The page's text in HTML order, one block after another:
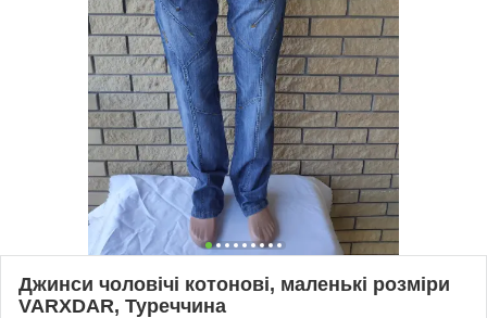
Джинси чоловічі котонові, маленькі розміри
VARXDAR, Туреччина